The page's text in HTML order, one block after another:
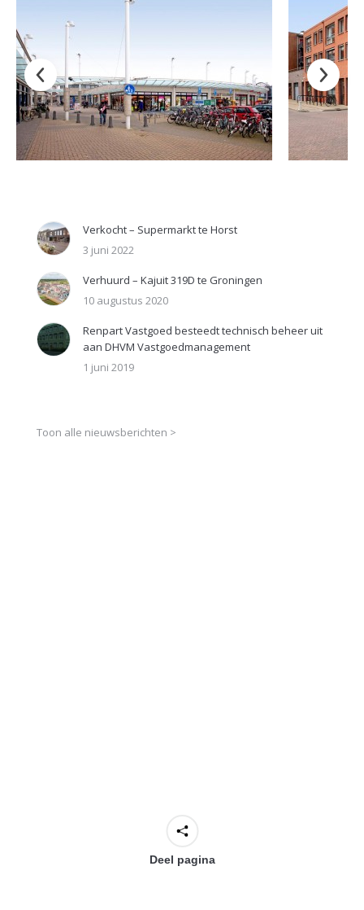
Verkocht – Supermarkt te Horst
3 juni 2022
Verhuurd – Kajuit 319D te Groningen
10 augustus 2020
Renpart Vastgoed besteedt technisch beheer uit
aan DHVM Vastgoedmanagement
1 juni 2019
Toon alle nieuwsberichten >
Deel pagina